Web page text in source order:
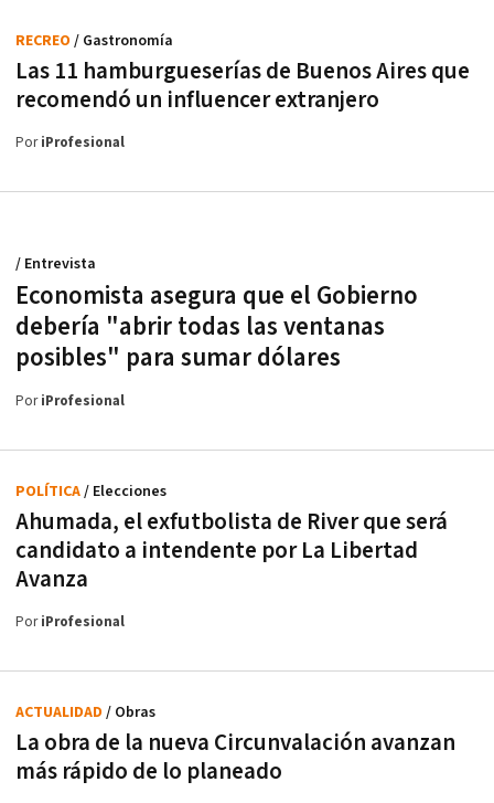
Las 11 hamburgueserías de Buenos Aires que
recomendó un influencer extranjero
RECREO / Gastronomía
PoriProfesional
Economista asegura que el Gobierno
debería "abrir todas las ventanas
posibles" para sumar dólares
/ Entrevista
PoriProfesional
Ahumada, el exfutbolista de River que será
candidato a intendente por La Libertad
Avanza
POLÍTICA/ Elecciones
PoriProfesional
La obra de la nueva Circunvalación avanzan
más rápido de lo planeado
ACTUALIDAD / Obras